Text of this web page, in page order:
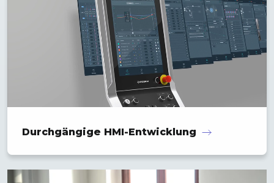
Durchgängige HMI-Entwicklung